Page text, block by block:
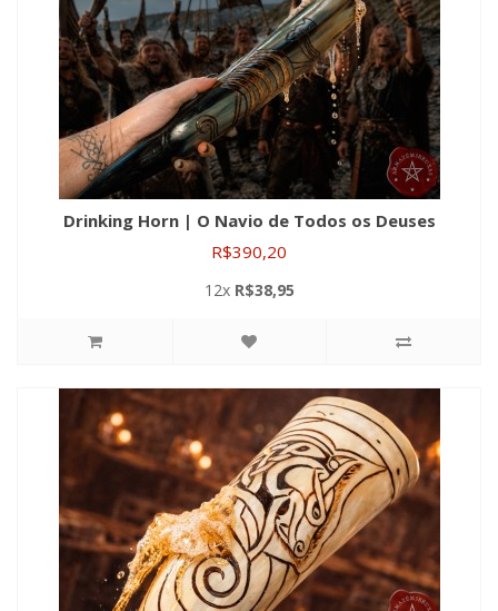
Drinking Horn | O Navio de Todos os Deuses
R$390,20
12x R$38,95